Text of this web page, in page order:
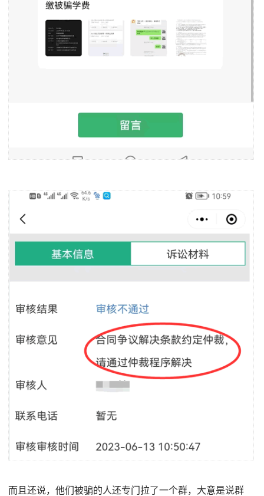
而且还说，他们被骗的人还专门拉了一个群，大意是说群